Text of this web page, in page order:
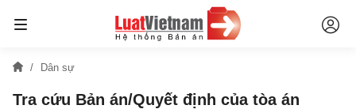
Dân sự
Tra cứu Bản án/Quyết định của tòa án